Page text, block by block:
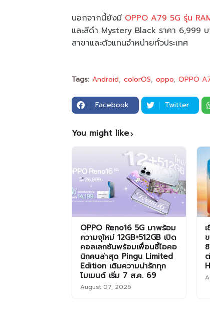
นอกจากนี้ยังมี OPPO A79 5G รุ่น
และสีดำ Mystery Black ราคา 6,999
สาขาและตัวแทนจำหน่ายทั่วประเทศ
Tags: Android colorOS oppo OPPO
Facebook Twitter
You might like
OPPO Reno16 5G มาพร้อม
ความจุใหม่ 12GB+512GB เปิด
คอลเลกชันพร้อมเพื่อนซี้ไอคอ
นิกคนล่าสุด Pingu Limited
Edition เติมความน่ารักทุก
โมเมนต์ เริ่ม 7 ส.ค. 69
August 07, 2026